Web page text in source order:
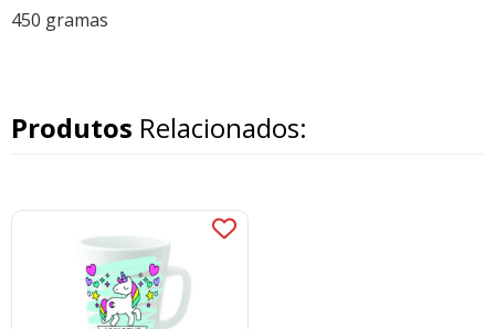
450 gramas
Produtos Relacionados: